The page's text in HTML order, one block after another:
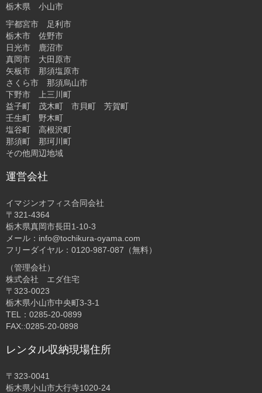
栃木県 小山市
宇都宮市 足利市
栃木市 佐野市
日光市 鹿沼市
真岡市 大田原市
矢板市 那須塩原市
さくら市 那須烏山市
下野市 上三川町
益子町 茂木町 市貝町 芳賀町
壬生町 野木町
塩谷町 高根沢町
那須町 那珂川町
その他周辺地域
運営会社
イマジンオフィス合同会社
〒321-4364
栃木県真岡市長田1-10-3
メール：info@tochikura-oyama.com
フリーダイヤル：0120-987-087（無料）
（管理会社）
株式会社 エダ住宅
〒323-0023
栃木県小山市中央町3-3-1
TEL：0285-20-0899
FAX::0285-20-0898
レンタル収納現場住所
〒323-0041
栃木県小山市大行寺1020-24